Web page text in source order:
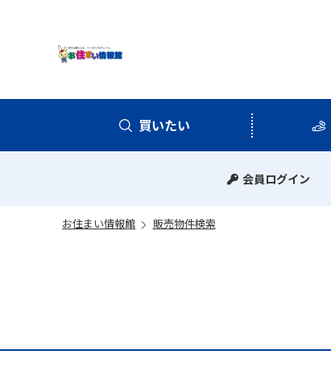
買いたい
中古一戸建て
中古マンション
新築一戸建て
土地
会員ログイン
お住まい情報館 販売物件検索